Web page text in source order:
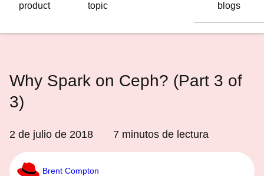
product
topic
blogs
Why Spark on Ceph? (Part 3 of
3)
2 de julio de 2018 7 minutos de lectura
Brent Compton